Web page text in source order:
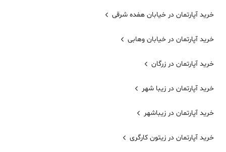
خرید آپارتمان در خیابان هفده شرقی
خرید آپارتمان در خیابان وهابی
خرید آپارتمان در زرگان
خرید آپارتمان در زیبا شهر
خرید آپارتمان در زیباشهر
خرید آپارتمان در زیتون کارگری